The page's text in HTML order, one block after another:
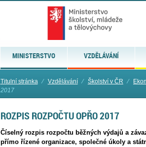
MINISTERSTVO VZDĚLÁVÁNÍ
Titulní stránka ⁄ Vzdělávání ⁄ Školství v ČR ⁄
2017
ROZPIS ROZPOČTU OPŘO 2017
Číselný rozpis rozpočtu běžných výdajů a
přímo řízené organizace, společné úkoly a